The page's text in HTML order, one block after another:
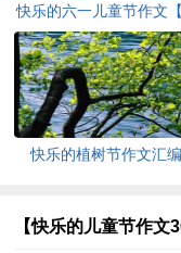
快乐的六一儿童节作文【
快乐的植树节作文汇
【快乐的儿童节作文